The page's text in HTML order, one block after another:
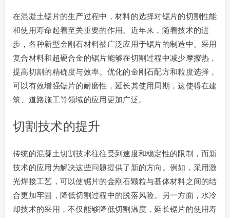
在混凝土锯片的生产过程中，材料的选择对锯片的切割性能
和使用寿命起着至关重要的作用。近年来，随着技术的进
步，各种新型金刚石材料被广泛应用于锯片的制造中。采用
复合材料和超硬合金的锯片能够在切割过程中减少摩擦热，
提高切割的精确度与效率。优化的金刚石配方和粒度选择，
可以有效增强锯片的耐磨性，延长其使用周期，这使得在建
筑、道路施工等领域的应用更加广泛。
切割技术的提升
传统的混凝土切割技术往往受到速度和稳定性的限制，而新
技术的应用为解决这些问题提供了新的方向。例如，采用激
光焊接工艺，可以使锯片的金刚石颗粒与基体材料之间的结
合更加牢固，降低切割过程中的脱落风险。另一方面，水冷
却技术的采用，不仅能够降低切割温度，延长锯片的使用寿